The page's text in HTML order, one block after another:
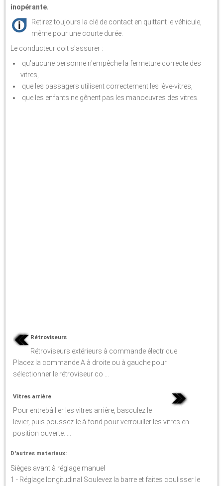
inopérante.
Retirez toujours la clé de contact en quittant le véhicule,
même pour une courte durée.
Le conducteur doit s'assurer :
qu'aucune personne n'empêche la fermeture correcte des
vitres,
que les passagers utilisent correctement les lève-vitres,
que les enfants ne gênent pas les manoeuvres des vitres.
Rétroviseurs
Rétroviseurs extérieurs à commande électrique
Placez la commande A à droite ou à gauche pour
sélectionner le rétroviseur co ...
Vitres arrière
Pour entrebâiller les vitres arrière, basculez le
levier, puis poussez-le à fond pour verrouiller les vitres en
position ouverte. ...
D'autres materiaux:
Sièges avant à réglage manuel
1 - Réglage longitudinal Soulevez la barre et faites coulisser le